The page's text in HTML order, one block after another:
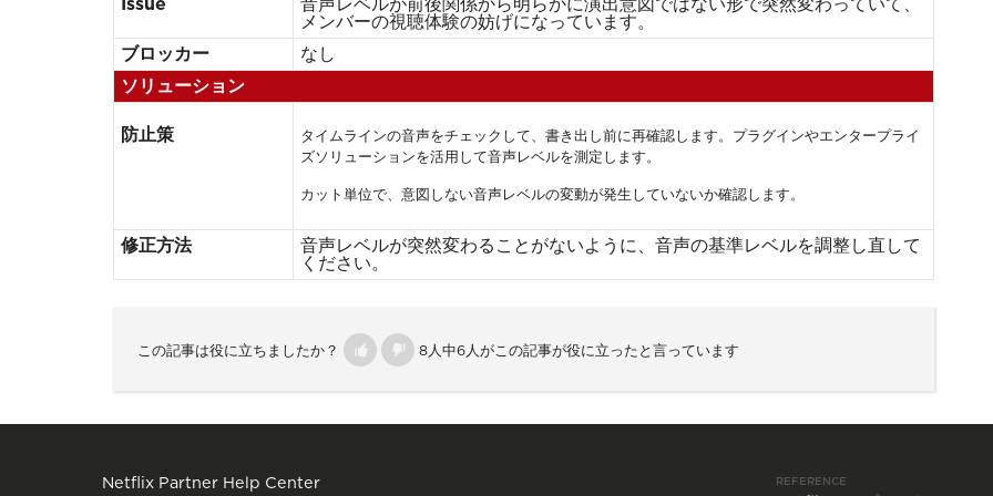
Issue
音声レベルが前後関係から明らかに演出意図ではない形で突然変わっていて、
メンバーの視聴体験の妨げになっています。
ブロッカー
なし
ソリューション
防止策
タイムラインの音声をチェックして、書き出し前に再確認します。プラグインやエンタープライ
ズソリューションを活用して音声レベルを測定します。
カット単位で、意図しない音声レベルの変動が発生していないか確認します。
修正方法
音声レベルが突然変わることがないように、音声の基準レベルを調整し直して
ください。
この記事は役に立ちましたか？ 8人中6人がこの記事が役に立ったと言っています
Netflix Partner Help Center REFERENCE